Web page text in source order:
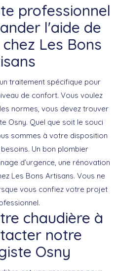
professionnel
l'aide de
Les Bons
traitement spécifique pour
de confort. Vous voulez
normes, vous devez trouver
Osny. Quel que soit le souci
sommes à votre disposition
Un bon plombier
d’urgence, une rénovation
Les Bons Artisans. Vous ne
vous confiez votre projet
chaudière à
notre
Osny